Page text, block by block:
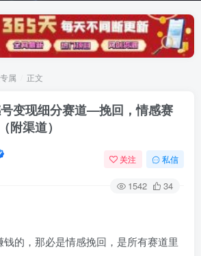
属 正文
号变现细分赛道—挽回，情感赛
附渠道）
关注 私信
1542 34
的，那必是情感挽回，是所有赛道里